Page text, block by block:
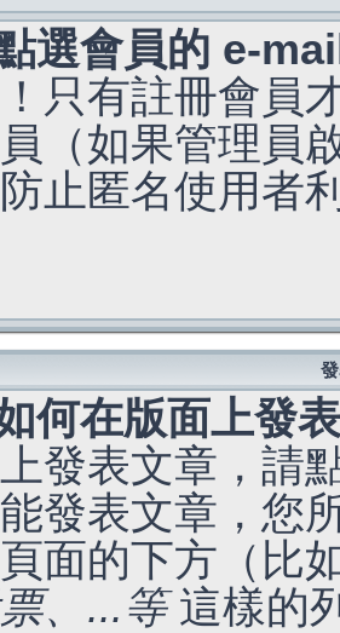
選會員的 e-
只有註冊會員
（如果管理員
止匿名使用者
何在版面上發
發表文章，請
發表文章，您
面的下方（比
、...等這樣的